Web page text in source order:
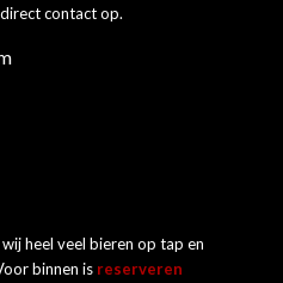
contact op.
heel veel bieren op tap en
binnen is reserveren